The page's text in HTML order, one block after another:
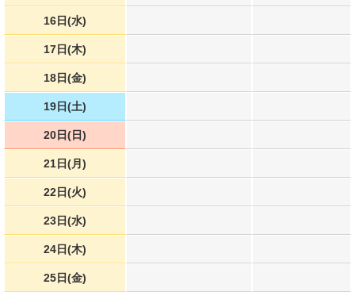
16日(水)
17日(木)
18日(金)
19日(土)
20日(日)
21日(月)
22日(火)
23日(水)
24日(木)
25日(金)